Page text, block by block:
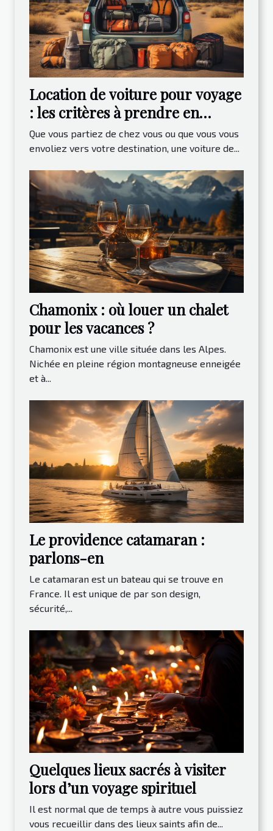
Location de voiture pour voyage
: les critères à prendre en
compte
Que vous partiez de chez vous ou que vous vous
envoliez vers votre destination, une voiture de...
Chamonix : où louer un chalet
pour les vacances ?
Chamonix est une ville située dans les Alpes.
Nichée en pleine région montagneuse enneigée
et à...
Le providence catamaran :
parlons-en
Le catamaran est un bateau qui se trouve en
France. Il est unique de par son design,
sécurité,...
Quelques lieux sacrés à visiter
lors d’un voyage spirituel
Il est normal que de temps à autre vous puissiez
vous recueillir dans des lieux saints afin de...